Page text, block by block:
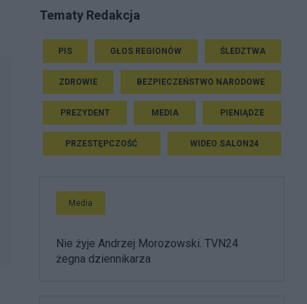
Tematy Redakcja
PIS GŁOS REGIONÓW ŚLEDZTWA
ZDROWIE BEZPIECZEŃSTWO NARODOWE
PREZYDENT MEDIA PIENIĄDZE
PRZESTĘPCZOŚĆ WIDEO SALON24
Media
Nie żyje Andrzej Morozowski. TVN24
żegna dziennikarza